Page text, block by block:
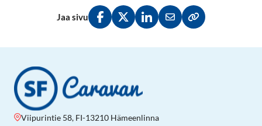
Jaa sivu
Jaa Facebookissa
Jaa Twitterissä
Jaa LinkedInissä
Jaa sähköpostitse
Kopioi linkki
Viipurintie 58, FI-13210 Hämeenlinna